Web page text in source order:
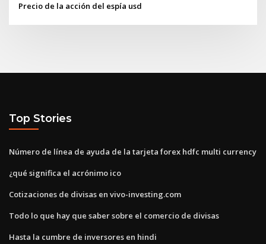
Precio de la acción del espía usd
Top Stories
Número de línea de ayuda de la tarjeta forex hdfc multi currency
¿qué significa el acrónimo ico
Cotizaciones de divisas en vivo-investing.com
Todo lo que hay que saber sobre el comercio de divisas
Hasta la cumbre de inversores en hindi